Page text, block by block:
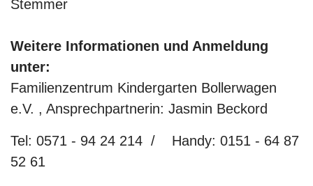
Stemmer
Weitere Informationen und Anmeldung
unter:
Familienzentrum Kindergarten Bollerwagen
e.V. , Ansprechpartnerin: Jasmin Beckord
Tel: 0571 - 94 24 214 / Handy: 0151 - 64 87
52 61